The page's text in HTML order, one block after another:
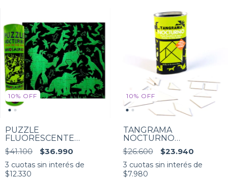
10% OFF
PUZZLE
FLUORESCENTE
DINOSAURIOS
ROMPECABEZAS 81
Piezas
$41.100 $36.990
3 cuotas sin interés de
$12.330
10% OFF
TANGRAMA
NOCTURNO
Fluorescente. Puzzle
para armar figuras. Brilla
en la oscuridad!
$26.600 $23.940
3 cuotas sin interés de
$7.980